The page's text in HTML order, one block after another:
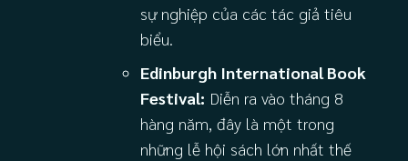
sự nghiệp của các tác giả tiêu
biểu.
Edinburgh International Book
Festival: Diễn ra vào tháng 8
hàng năm, đây là một trong
những lễ hội sách lớn nhất thế